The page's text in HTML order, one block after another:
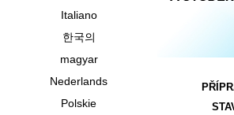
Italiano
한국의
magyar
Nederlands
Polskie